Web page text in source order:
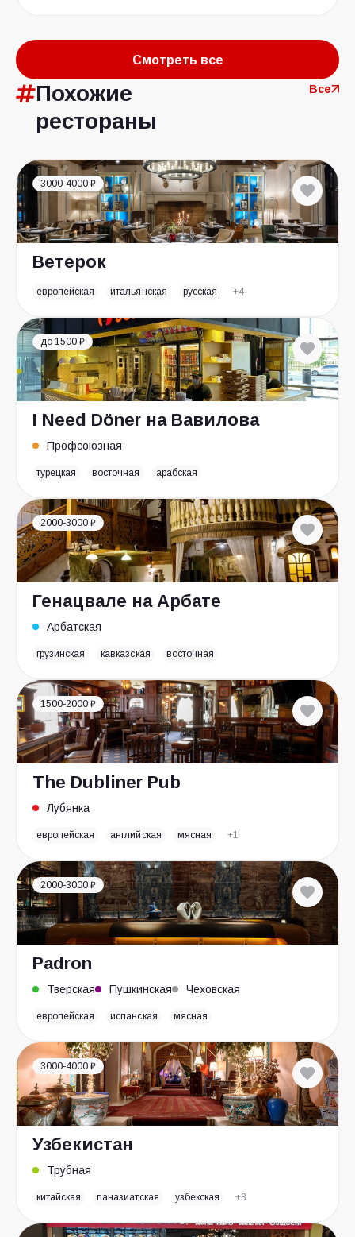
Смотреть все
Похожие
рестораны
Все
3000-4000 ₽
Ветерок
европейская итальянская русская +4
до 1500 ₽
I Need Döner на Вавилова
Профсоюзная
турецкая восточная арабская
2000-3000 ₽
Генацвале на Арбате
Арбатская
грузинская кавказская восточная
1500-2000 ₽
The Dubliner Pub
Лубянка
европейская английская мясная +1
2000-3000 ₽
Padron
Тверская Пушкинская Чеховская
европейская испанская мясная
3000-4000 ₽
Узбекистан
Трубная
китайская паназиатская узбекская +3